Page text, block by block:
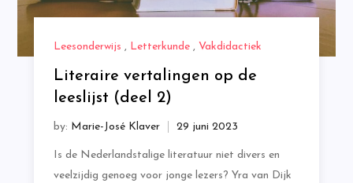
Leesonderwijs , Letterkunde, Vakdidactiek
Literaire vertalingen op de
leeslijst (deel 2)
by: Marie-José Klaver
Is de Nederlandstalige literatuur niet divers en
veelzijdig genoeg voor jonge lezers? Yra van Dijk